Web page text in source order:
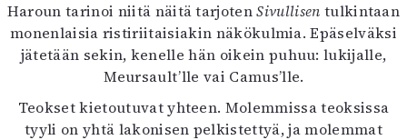
Haroun tarinoi niitä näitä tarjotenSivullisen tulkintaan
monenlaisia ristiriitaisiakin näkökulmia. Epäselväksi
jätetään sekin, kenelle hän oikein puhuu: lukijalle,
Meursault’lle vai Camus’lle.
Teokset kietoutuvat yhteen. Molemmissa teoksissa
tyyli on yhtä lakonisen pelkistettyä, ja molemmat